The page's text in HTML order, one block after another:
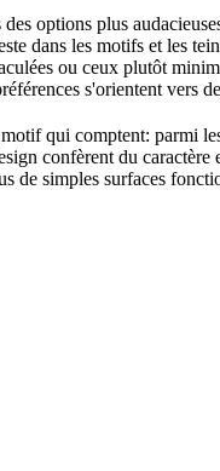
options plus
dans les motifs et les
ou ceux plutôt
s'orientent vers
qui comptent: parmi
confèrent du
de simples surfaces